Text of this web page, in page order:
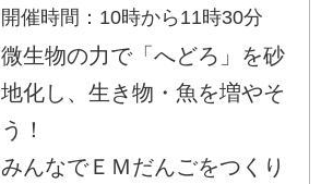
開催時間：10時から11時30分
微生物の力で「へどろ」を砂
地化し、生き物・魚を増やそ
う！
みんなでＥＭだんごをつくり